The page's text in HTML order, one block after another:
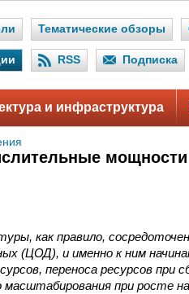
Тематические обзоры
RSS Подписка
и инфраструктура
мощности
как правило,
(ЦОД), и именно к ним
переноса ресурсов при
при росте